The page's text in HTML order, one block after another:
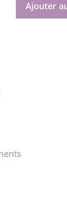
5
Ajouter